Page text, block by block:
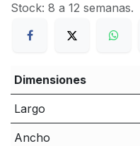
Stock: 8 a 12 semanas.
Dimensiones
Largo
Ancho